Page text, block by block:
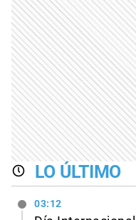
LO ÚLTIMO
03:12